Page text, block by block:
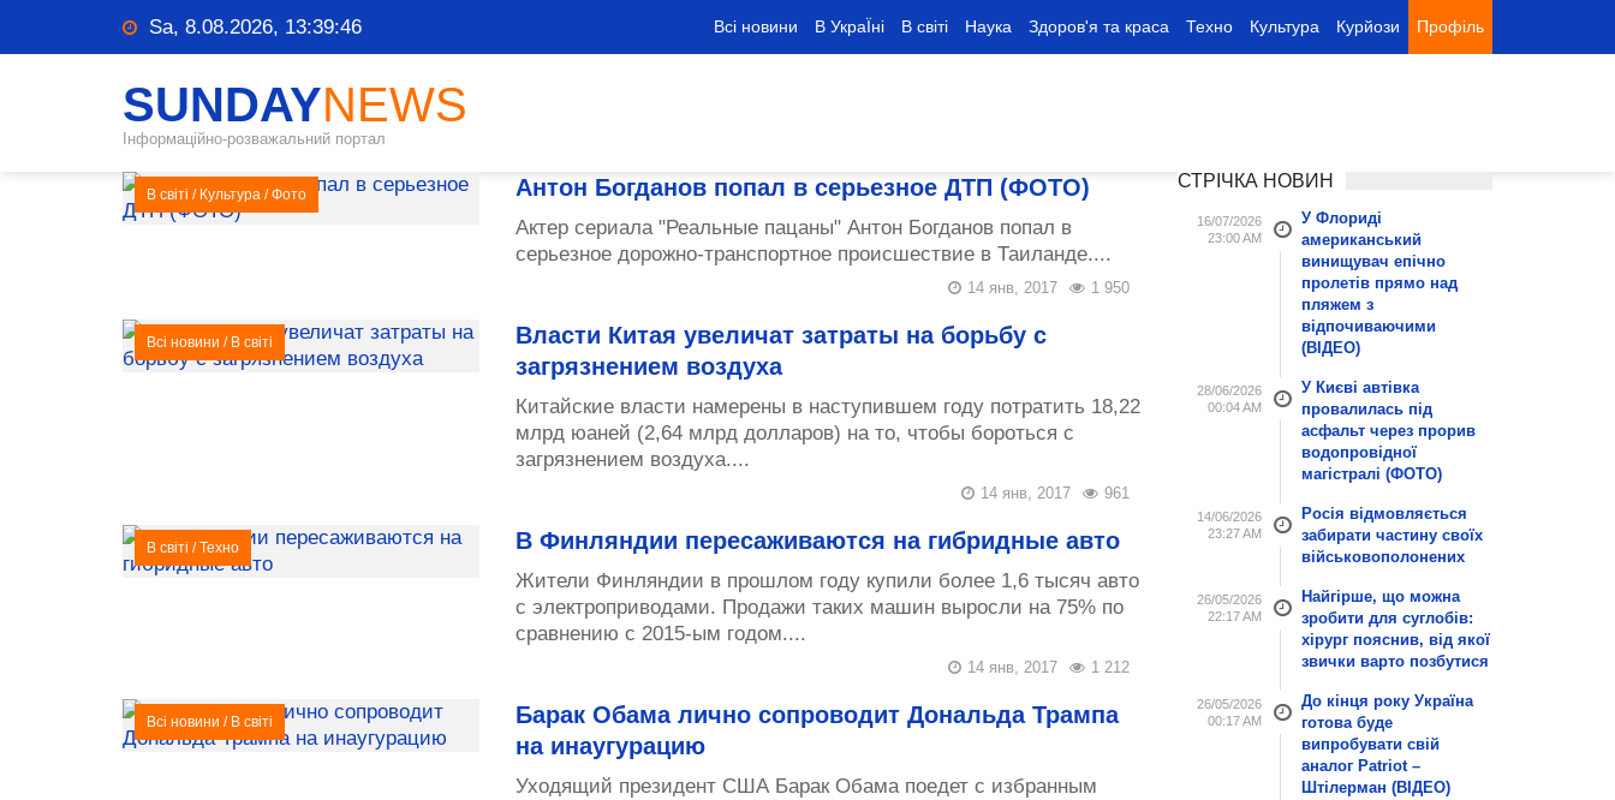
Sa, 8.08.2026, 13:39:47 Всі новини В УкраЇні В світі Наука Здоров'я та краса Техно Культура Курйози Профіль
SUNDAYNEWS
Інформаційно-розважальний портал
В світі / Культура /Фото Антон Богданов попал в серьезное ДТП (ФОТО)
Актер сериала "Реальные пацаны" Антон Богданов попал в
серьезное дорожно-транспортное происшествие в Таиланде....
1 950
14 янв, 2017
Всі новини / В світі
Власти Китая увеличат затраты на борьбу с
загрязнением воздуха
Китайские власти намерены в наступившем году потратить 18,22
млрд юаней (2,64 млрд долларов) на то, чтобы бороться с
загрязнением воздуха....
961
14 янв, 2017
В світі /Техно В Финляндии пересаживаются на гибридные авто
Жители Финляндии в прошлом году купили более 1,6 тысяч авто
с электроприводами. Продажи таких машин выросли на 75% по
сравнению с 2015-ым годом....
1 212
14 янв, 2017
Всі новини / В світі
Барак Обама лично сопроводит Дональда Трампа
на инаугурацию
Уходящий президент США Барак Обама поедет с избранным
СТРІЧКА НОВИН
16/07/2026
23:00 AM
У Флориді
американський
винищувач епічно
пролетів прямо над
пляжем з
відпочиваючими
(ВІДЕО)
28/06/2026
00:04 AM
У Києві автівка
провалилась під
асфальт через прорив
водопровідної
магістралі (ФОТО)
14/06/2026
23:27 AM
Росія відмовляється
забирати частину своїх
військовополонених
26/05/2026
22:17 AM
Найгірше, що можна
зробити для суглобів:
хірург пояснив, від якої
звички варто позбутися
26/05/2026
00:17 AM
До кінця року Україна
готова буде
випробувати свій
аналог Patriot –
Штілерман (ВІДЕО)